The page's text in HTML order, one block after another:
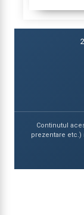
Continutul
prezentare etc.)